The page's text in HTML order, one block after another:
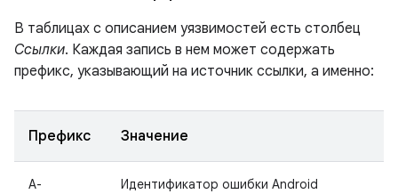
В таблицах с описанием уязвимостей есть столбец
Ссылки. Каждая запись в нем может содержать
префикс, указывающий на источник ссылки, а именно:
Префикс Значение
A- Идентификатор ошибки Android